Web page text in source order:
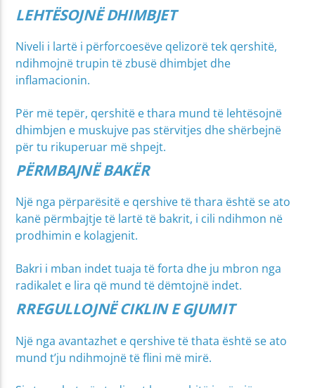
LEHTËSOJNË DHIMBJET
Niveli i lartë i përforcoesëve qelizorë tek qershitë,
ndihmojnë trupin të zbusë dhimbjet dhe
inflamacionin.
Për më tepër, qershitë e thara mund të lehtësojnë
dhimbjen e muskujve pas stërvitjes dhe shërbejnë
për tu rikuperuar më shpejt.
PËRMBAJNË BAKËR
Një nga përparësitë e qershive të thara është se ato
kanë përmbajtje të lartë të bakrit, i cili ndihmon në
prodhimin e kolagjenit.
Bakri i mban indet tuaja të forta dhe ju mbron nga
radikalet e lira që mund të dëmtojnë indet.
RREGULLOJNË CIKLIN E GJUMIT
Një nga avantazhet e qershive të thata është se ato
mund t’ju ndihmojnë të flini më mirë.